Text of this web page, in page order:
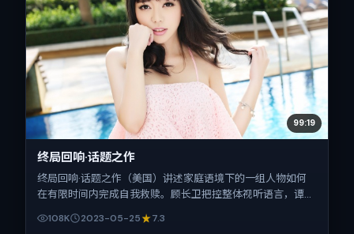
99:19
终局回响·话题之作
终局回响·话题之作（美国）讲述家庭语境下的一组人物如何
在有限时间内完成自我救赎。顾长卫把控整体视听语言，谭
05-25 起陆续登陆院线与网络平台，春季档公映，片长136分
108K 2023-05-25 7.3